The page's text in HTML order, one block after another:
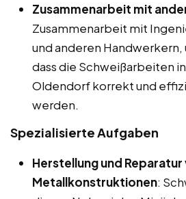
Zusammenarbeit mit
Zusammenarbeit mit
und anderen Handwerkern,
dass die Schweißarbeiten
Oldendorf korrekt und
werden.
Spezialisierte Aufgaben
Herstellung und Reparatur
Metallkonstruktionen: